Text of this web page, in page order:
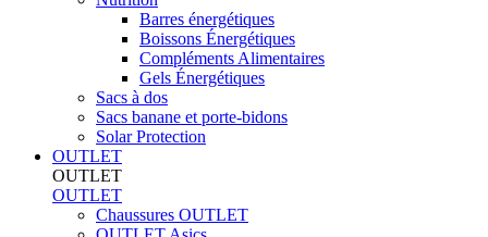
Barres énergétiques
Boissons Énergétiques
Compléments Alimentaires
Gels Énergétiques
Sacs à dos
Sacs banane et porte-bidons
Solar Protection
OUTLET
OUTLET
OUTLET
Chaussures OUTLET